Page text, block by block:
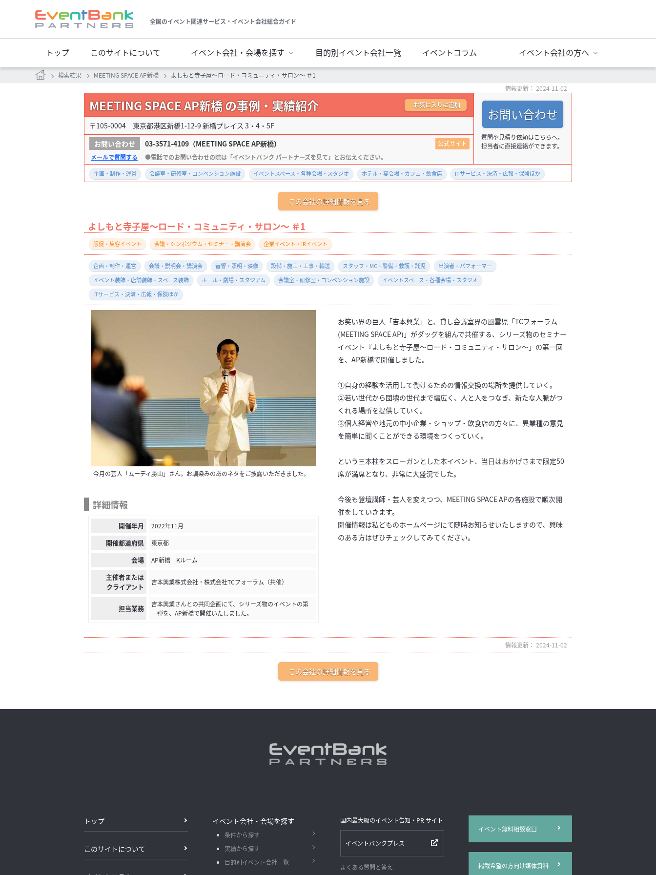
全国のイベント関連サービス・イベント会社総合ガイド
トップ このサイトについて イベント会社・会場を探す 目的別イベント会社一覧 イベントコラム イベント会社の方へ
検索結果 MEETING SPACE AP新橋
よしもと寺子屋～ロード・コミュニティ・サロン～ ＃1
情報更新： 2024-11-02
MEETING SPACE AP新橋 の事例・実績紹介 お気に入りに追加
〒105-0004 東京都港区新橋1-12-9 新橋プレイス 3・4・5F
03-3571-4109 （MEETING SPACE AP新橋）
メールで質問する
公式サイト
お問い合わせ
質問や見積り依頼はこちらへ。
担当者に直接連絡ができます。
企画・制作・運営 会議室・研修室・コンベンション施設 イベントスペース・各種会場・スタジオ ホテル・宴会場・カフェ・飲食店 ITサービス・決済・広報・保険ほか
この会社の詳細情報を見る
よしもと寺子屋～ロード・コミュニティ・サロン～ ＃1
販促・集客イベント 会議・シンポジウム・セミナー・講演会 企業イベント・IRイベント
企画・制作・運営 会議・説明会・講演会 音響・照明・映像 設備・施工・工事・輸送 スタッフ・MC・警備・救護・託児
出演者・パフォーマー
イベント装飾・店舗装飾・スペース装飾
ホール・劇場・スタジアム 会議室・研修室・コンベンション施設
イベントスペース・各種会場・スタジオ
ITサービス・決済・広報・保険ほか
今月の芸人「ムーディ勝山」さん。お馴染みのあのネタをご披露いただきました。
お笑い界の巨人「吉本興業」と、貸し会議室界の風雲児「TCフォーラム
(MEETING SPACE AP)」がダッグを組んで共催する、シリーズ物のセミナー
イベント『よしもと寺子屋～ロード・コミュニティ・サロン～」の第一回
を、AP新橋で開催しました。
①自身の経験を活用して働けるための情報交換の場所を提供していく。
②若い世代から団塊の世代まで幅広く、人と人をつなぎ、新たな人脈がつ
くれる場所を提供していく。
③個人経営や地元の中小企業・ショップ・飲食店の方々に、異業種の意見
を簡単に聞くことができる環境をつくっていく。
という三本柱をスローガンとした本イベント、当日はおかげさまで限定50
席が満席となり、非常に大盛況でした。
今後も登壇講師・芸人を変えつつ、MEETING SPACE APの各施設で順次開
催をしていきます。
開催情報は私どものホームページにて随時お知らせいたしますので、興味
のある方はぜひチェックしてみてください。
詳細情報
開催年月 2022年11月
開催都道府県 東京都
会場 AP新橋 Kルーム
主催者または
クライアント
吉本興業株式会社・株式会社TCフォーラム（共催）
担当業務
吉本興業さんとの共同企画にて、シリーズ物のイベントの第
一弾を、AP新橋で開催いたしました。
情報更新： 2024-11-02
この会社の詳細情報を見る
トップ
このサイトについて
イベント会社・会場を探す
条件から探す
実績から探す
目的別イベント会社一覧
国内最大級のイベント告知・PR サイト
イベントバンクプレス
よくある質問と答え
イベント無料相談窓口
掲載希望の方向け媒体資料